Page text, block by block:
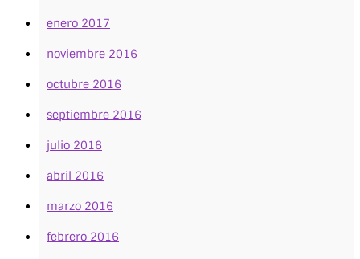
enero 2017
noviembre 2016
octubre 2016
septiembre 2016
julio 2016
abril 2016
marzo 2016
febrero 2016